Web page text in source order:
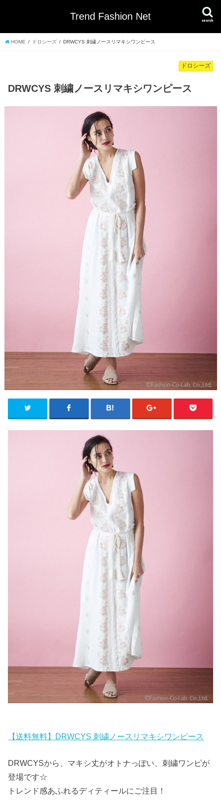
Trend Fashion Net search
HOME ドロシーズ DRWCYS 刺繍ノースリマキシワンピース
ドロシーズ
DRWCYS 刺繍ノースリマキシワンピース
【送料無料】DRWCYS 刺繍ノースリマキシワンピース
DRWCYSから、マキシ丈がオトナっぽい、刺繍ワンピが
登場です☆
トレンド感あふれるディティールにご注目！